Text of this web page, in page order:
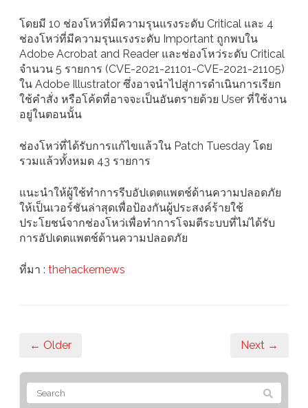
โดยมี 10 ช่องโหว่ที่มีความรุนแรงระดับ Critical และ 4
ช่องโหว่ที่มีความรุนแรงระดับ Important ถูกพบใน
Adobe Acrobat and Reader และช่องโหว่ระดับ Critical
จำนวน 5 รายการ (CVE-2021-21101-CVE-2021-21105)
ใน Adobe Illustrator ซึ่งอาจนำไปสู่การดำเนินการเรียก
ใช้คำสั่ง หรือโค้ดที่อาจจะเป็นอันตรายด้วย User ที่ใช้งาน
อยู่ในตอนนั้น
ช่องโหว่ที่ได้รับการแก้ไขแล้วใน Patch Tuesday โดย
รวมแล้วทั้งหมด 43 รายการ
แนะนำให้ผู้ใช้ทำการรีบอัปเดตแพตช์ด้านความปลอดภัย
ให้เป็นเวอร์ชันล่าสุดเพื่อป้องกันผู้ประสงค์ร้ายใช้
ประโยชน์จากช่องโหว่เพื่อทำการโจมตีระบบที่ไม่ได้รับ
การอัปเดตแพตช์ด้านความปลอดภัย
ที่มา : thehackernews
← Older Next →